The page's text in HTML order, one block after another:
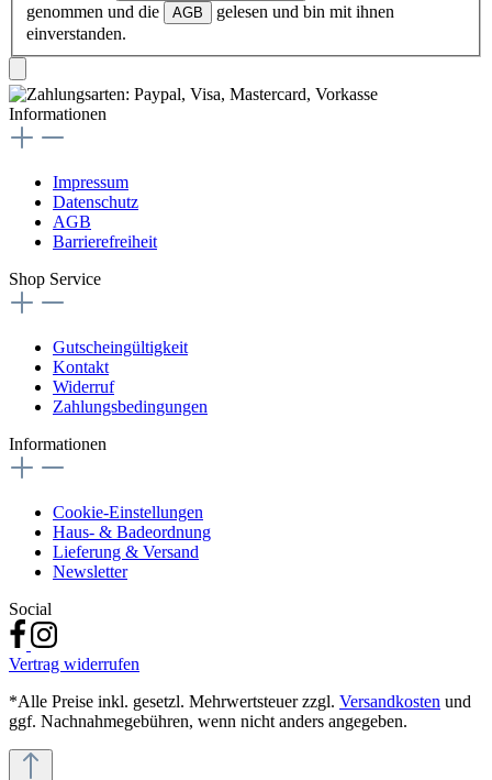
genommen und die
AGB
gelesen und bin mit ihnen
einverstanden.
Informationen
Impressum
Datenschutz
AGB
Barrierefreiheit
Shop Service
Gutscheingültigkeit
Kontakt
Widerruf
Zahlungsbedingungen
Informationen
Cookie-Einstellungen
Haus- & Badeordnung
Lieferung & Versand
Newsletter
Social
Vertrag widerrufen
*Alle Preise inkl. gesetzl. Mehrwertsteuer zzgl. Versandkosten und
ggf. Nachnahmegebühren, wenn nicht anders angegeben.